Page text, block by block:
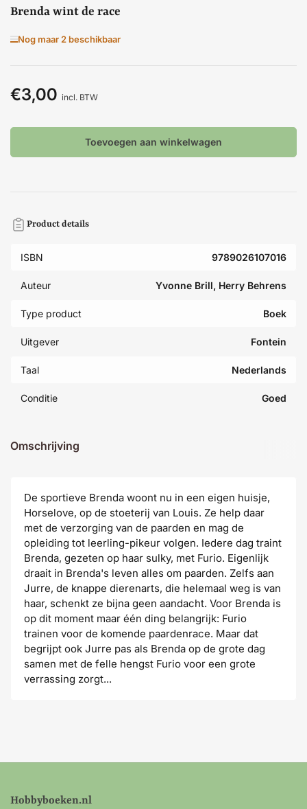
Brenda wint de race
Nog maar 2 beschikbaar
Normale
€3,00 incl. BTW
Toevoegen aan winkelwagen
Product details
ISBN 9789026107016
Auteur Yvonne Brill, Herry Behrens
Type product Boek
Uitgever Fontein
Taal Nederlands
Conditie Goed
Omschrijving
De sportieve Brenda woont nu in een eigen huisje,
Horselove, op de stoeterij van Louis. Ze help daar
met de verzorging van de paarden en mag de
opleiding tot leerling-pikeur volgen. Iedere dag traint
Brenda, gezeten op haar sulky, met Furio. Eigenlijk
draait in Brenda's leven alles om paarden. Zelfs aan
Jurre, de knappe dierenarts, die helemaal weg is van
haar, schenkt ze bijna geen aandacht. Voor Brenda is
op dit moment maar één ding belangrijk: Furio
trainen voor de komende paardenrace. Maar dat
begrijpt ook Jurre pas als Brenda op de grote dag
samen met de felle hengst Furio voor een grote
verrassing zorgt...
Hobbyboeken.nl